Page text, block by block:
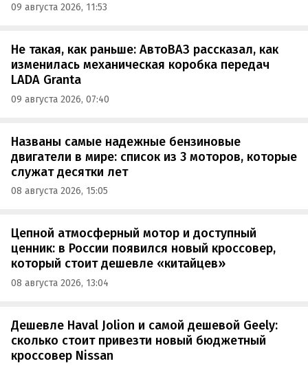
09 августа 2026, 11:53
Не такая, как раньше: АвтоВАЗ рассказал, как
изменилась механическая коробка передач
LADA Granta
09 августа 2026, 07:40
Названы самые надежные бензиновые
двигатели в мире: список из 3 моторов, которые
служат десятки лет
08 августа 2026, 15:05
Цепной атмосферный мотор и доступный
ценник: в России появился новый кроссовер,
который стоит дешевле «китайцев»
08 августа 2026, 13:04
Дешевле Haval Jolion и самой дешевой Geely:
сколько стоит привезти новый бюджетный
кроссовер Nissan